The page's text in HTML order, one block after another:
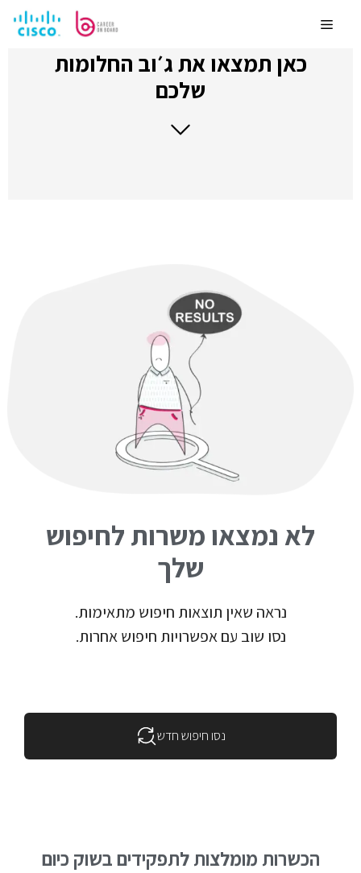
לתוכןMenu
כאן תמצאו את ג׳וב החלומות
שלכם
לא נמצאו משרות לחיפוש
שלך
נראה שאין תוצאות חיפוש מתאימות.
נסו שוב עם אפשרויות חיפוש אחרות.
נסו חיפוש חדש
הכשרות מומלצות לתפקידים בשוק כיום